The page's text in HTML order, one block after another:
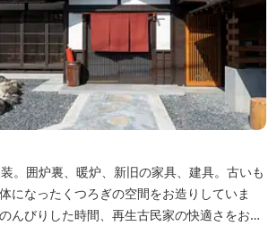
。囲炉裏、暖炉、新旧の家具、建具。古いも
になったくつろぎの空間をお造りしていま
んびりした時間、再生古民家の快適さをお楽